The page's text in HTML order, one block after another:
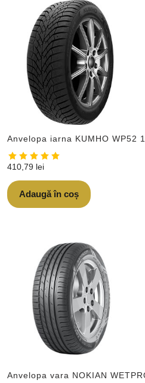
Anvelopa iarna KUMHO WP52
410,79 lei
Adaugă în coș
Anvelopa vara NOKIAN